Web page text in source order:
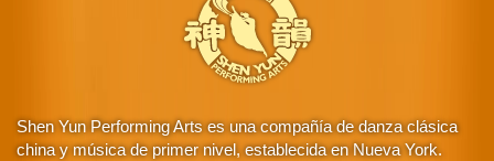
Shen Yun Performing Arts es una compañía de danza clásica
china y música de primer nivel, establecida en Nueva York.